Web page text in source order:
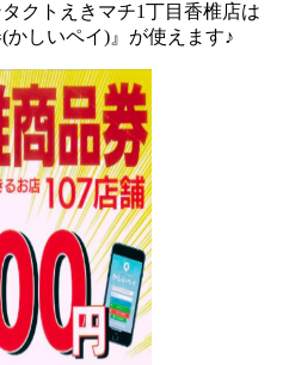
クトえきマチ1丁目香椎店は
かしいペイ)』が使えます♪